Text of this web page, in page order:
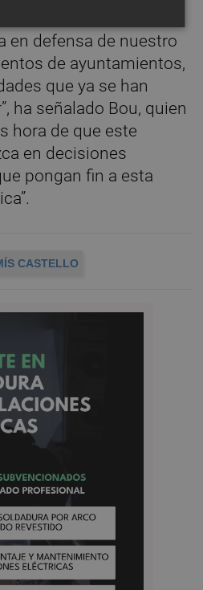
amplísimo en la
en defensa de nuestro
de ayuntamientos,
que ya se han
ha señalado Bou, quien
hora de que este
en decisiones
pongan fin a esta
CASTELLO